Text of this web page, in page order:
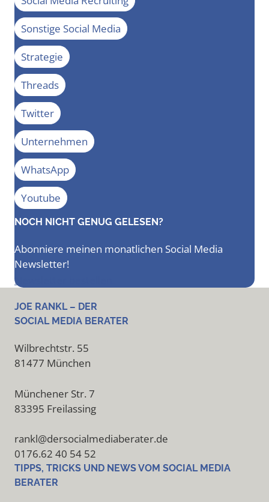
Sonstige Social Media
Strategie
Threads
Twitter
Unternehmen
WhatsApp
Youtube
NOCH NICHT GENUG GELESEN?
Abonniere meinen monatlichen Social Media
Newsletter!
Newsletter bestellen
JOE RANKL – DER
SOCIAL MEDIA BERATER
Wilbrechtstr. 55
81477 München
Münchener Str. 7
83395 Freilassing
rankl@dersocialmediaberater.de
0176.62 40 54 52
TIPPS, TRICKS UND NEWS VOM SOCIAL MEDIA
BERATER